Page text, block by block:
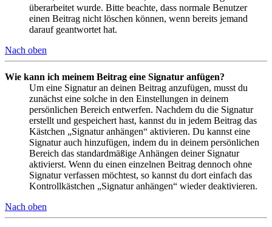
überarbeitet wurde. Bitte beachte, dass normale Benutzer
einen Beitrag nicht löschen können, wenn bereits jemand
darauf geantwortet hat.
Nach oben
Wie kann ich meinem Beitrag eine Signatur anfügen?
Um eine Signatur an deinen Beitrag anzufügen, musst du
zunächst eine solche in den Einstellungen in deinem
persönlichen Bereich entwerfen. Nachdem du die Signatur
erstellt und gespeichert hast, kannst du in jedem Beitrag das
Kästchen „Signatur anhängen“ aktivieren. Du kannst eine
Signatur auch hinzufügen, indem du in deinem persönlichen
Bereich das standardmäßige Anhängen deiner Signatur
aktivierst. Wenn du einen einzelnen Beitrag dennoch ohne
Signatur verfassen möchtest, so kannst du dort einfach das
Kontrollkästchen „Signatur anhängen“ wieder deaktivieren.
Nach oben